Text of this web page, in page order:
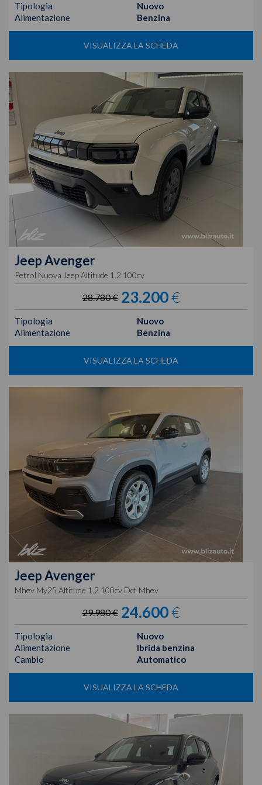
Tipologia
Nuovo
Alimentazione
Benzina
VISUALIZZA LA SCHEDA
JeepAvenger
Petrol Nuova Jeep Altitude 1.2 100cv
28.780 € 23.200€
Tipologia
Nuovo
Alimentazione
Benzina
VISUALIZZA LA SCHEDA
JeepAvenger
Mhev My25 Altitude 1.2 100cv Dct Mhev
29.980 € 24.600€
Tipologia
Nuovo
Alimentazione
Ibrida benzina
Cambio
Automatico
VISUALIZZA LA SCHEDA